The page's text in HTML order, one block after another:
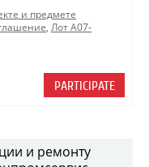
и предмете
, Лот A07-
PARTICIPATE
и ремонту